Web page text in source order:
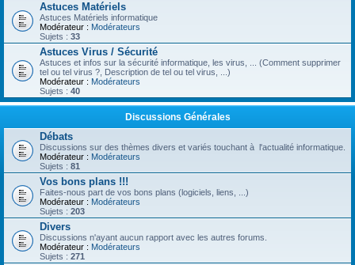
Astuces Matériels
Astuces Matériels informatique
Modérateur : Modérateurs
Sujets : 33
Astuces Virus / Sécurité
Astuces et infos sur la sécurité informatique, les virus, ... (Comment supprimer
tel ou tel virus ?, Description de tel ou tel virus, ...)
Modérateur : Modérateurs
Sujets : 40
Discussions Générales
Débats
Discussions sur des thèmes divers et variés touchant à l'actualité informatique.
Modérateur : Modérateurs
Sujets : 81
Vos bons plans !!!
Faites-nous part de vos bons plans (logiciels, liens, ...)
Modérateur : Modérateurs
Sujets : 203
Divers
Discussions n'ayant aucun rapport avec les autres forums.
Modérateur : Modérateurs
Sujets : 271